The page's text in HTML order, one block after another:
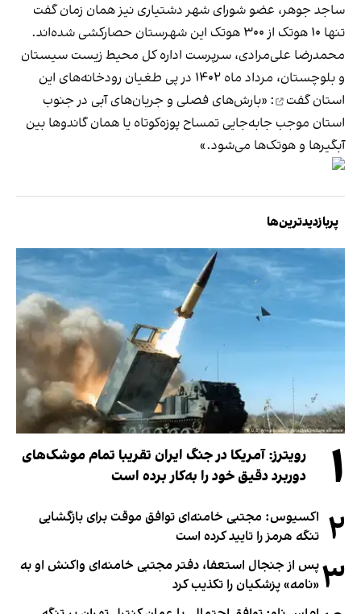
ساجد جوهر، عضو شورای شهر دشتیاری نیز همان زمان گفت
تنها ۱۰ هوتک از ۳۰۰ هوتک این شهرستان حصارکشی شده‌اند.
محمدرضا علی‌مرادی، سرپرست اداره‌ کل محیط زیست سیستان
و بلوچستان، مرداد ماه ۱۴۰۲ در پی طغیان رودخانه‌های این
استانگفت
: «بارش‌های فصلی و جریان‌های آبی در جنوب
استان موجب جابه‌جایی تمساح پوزه‌کوتاه یا همان گاندوها بین
آبگیرها و هوتک‌ها می‌شود.»
پربازدیدترین‌ها
۱
رویترز: آمریکا در جنگ ایران تقریبا تمام موشک‌های
دوربرد دقیق خود را به‌کار برده است
۲ اکسیوس: مجتبی خامنه‌ای توافق موقت برای بازگشایی
تنگه هرمز را تایید کرده است
۳پس از جنجال استعفا، دفتر مجتبی خامنه‌ای واکنش او به
«نامه» پزشکیان را تکذیب کرد